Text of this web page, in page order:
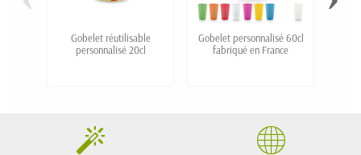
Gobelet réutilisable
personnalisé 20cl
Gobelet personnalisé 60cl
fabriqué en France